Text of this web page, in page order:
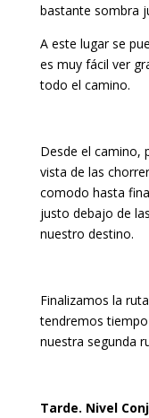
bastante sombra
Aeste lugar se
es muy fácil ver
todo el camino.
Desde el camino,
vista de las
comodo hasta
justo debajo de
nuestro destino.
Finalizamos la
tendremos
nuestra segunda
Tarde. Nivel